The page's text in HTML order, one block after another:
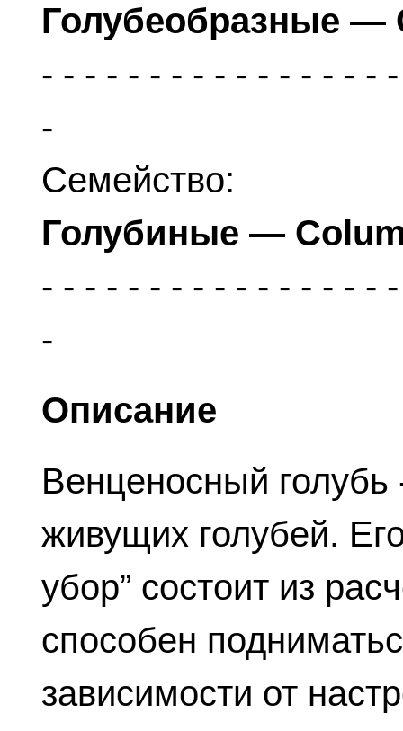
Голубеобразные —
Семейство:
Голубиные —
Описание
Венценосный
живущих голубей.
убор” состоит из
способен
зависимости от